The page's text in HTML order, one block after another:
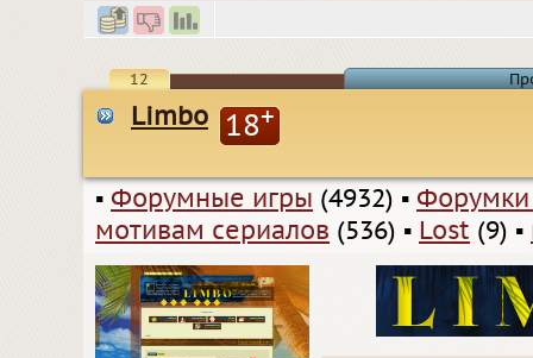
12
Limbo 18+
▪ Форумные игры (4932) ▪
мотивам сериалов (536) ▪ Lost (9) ▪